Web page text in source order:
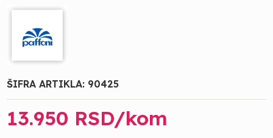
ŠIFRA ARTIKLA: 90425
13.950 RSD/kom